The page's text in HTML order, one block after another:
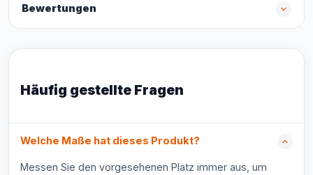
Bewertungen
Häufig gestellte Fragen
Welche Maße hat dieses Produkt?
Messen Sie den vorgesehenen Platz immer aus, um